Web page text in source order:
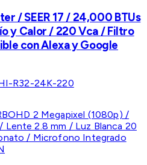
/ SEER 17 / 24,000 BTUs
y Calor / 220 Vca / Filtro
con Alexa y Google
R32-24K-220